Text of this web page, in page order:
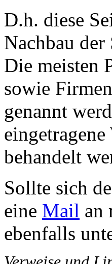
D.h. diese
Nachbau
Die meisten
sowie
genannt
behandelt
Sollte sich
eine Mail an
ebenfalls